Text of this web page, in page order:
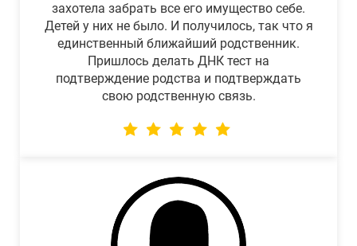
захотела забрать все его имущество себе.
Детей у них не было. И получилось, так что я
единственный ближайший родственник.
Пришлось делать ДНК тест на
подтверждение родства и подтверждать
свою родственную связь.